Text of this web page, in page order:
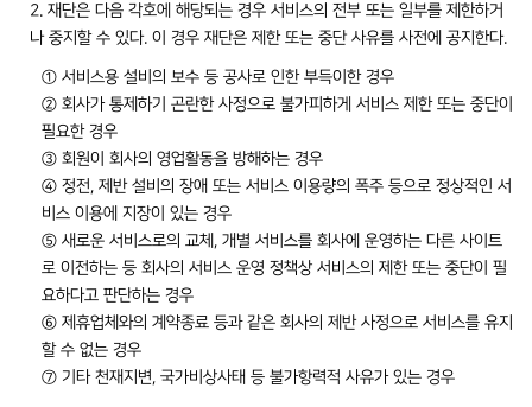
2. 재단은 다음 각호에 해당되는 경우 서비스의 전부 또는 일부를 제한하거
나 중지할 수 있다. 이 경우 재단은 제한 또는 중단 사유를 사전에 공지한다.
① 서비스용 설비의 보수 등 공사로 인한 부득이한 경우
② 회사가 통제하기 곤란한 사정으로 불가피하게 서비스 제한 또는 중단이
필요한 경우
③ 회원이 회사의 영업활동을 방해하는 경우
④ 정전, 제반 설비의 장애 또는 서비스 이용량의 폭주 등으로 정상적인 서
비스 이용에 지장이 있는 경우
⑤ 새로운 서비스로의 교체, 개별 서비스를 회사에 운영하는 다른 사이트
로 이전하는 등 회사의 서비스 운영 정책상 서비스의 제한 또는 중단이 필
요하다고 판단하는 경우
⑥ 제휴업체와의 계약종료 등과 같은 회사의 제반 사정으로 서비스를 유지
할 수 없는 경우
⑦ 기타 천재지변, 국가비상사태 등 불가항력적 사유가 있는 경우